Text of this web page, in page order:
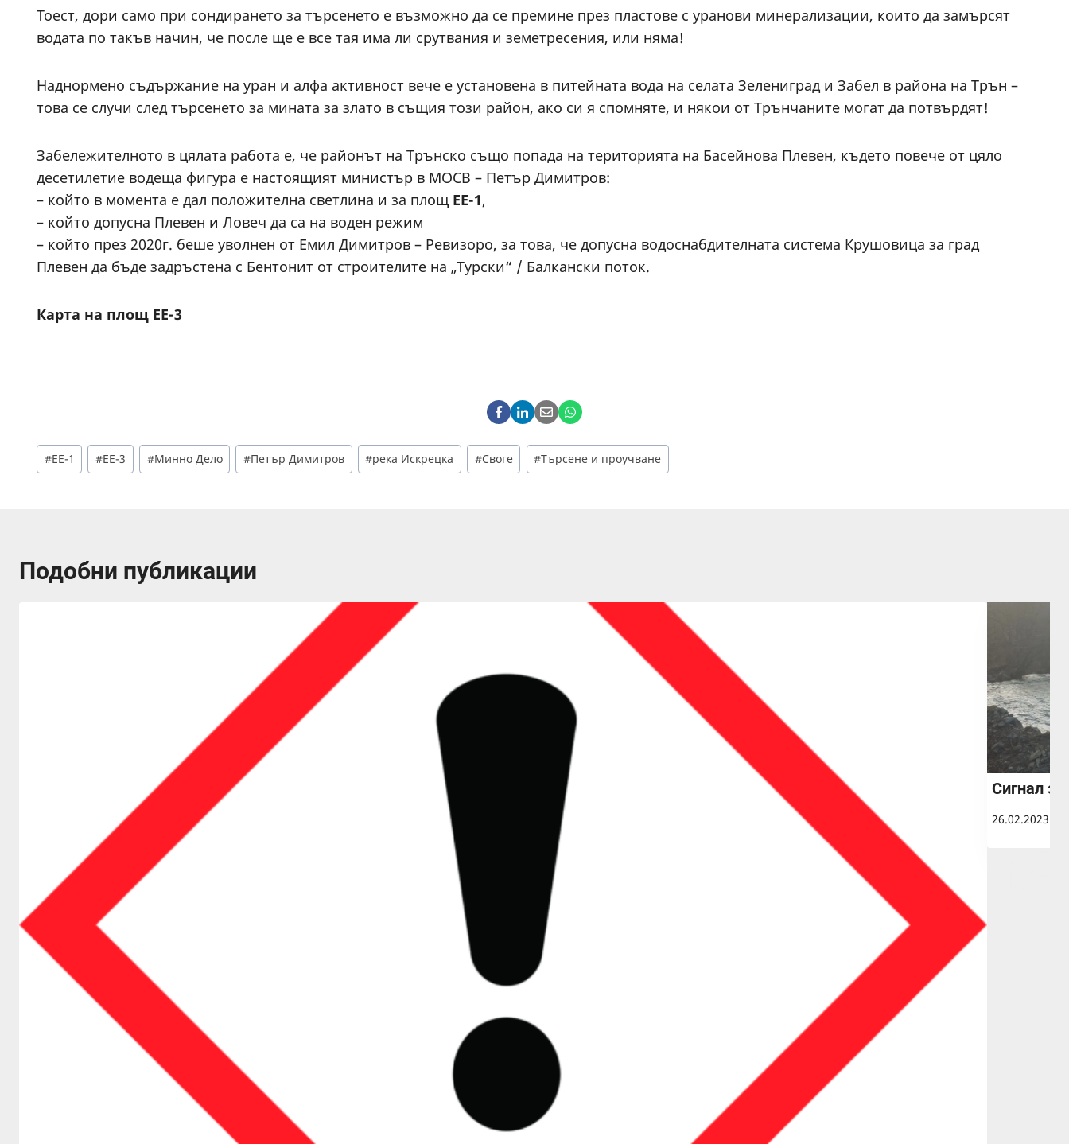
Тоест, дори само при сондирането за търсенето е възможно да се премине през пластове с уранови минерализации, които да замърсят
водата по такъв начин, че после ще е все тая има ли срутвания и земетресения, или няма!
Наднормено съдържание на уран и алфа активност вече е установена в питейната вода на селата Зелениград и Забел в района на Трън –
това се случи след търсенето за мината за злато в същия този район, ако си я спомняте, и някои от Трънчаните могат да потвърдят!
Забележителното в цялата работа е, че районът на Трънско също попада на територията на Басейнова Плевен, където повече от цяло
десетилетие водеща фигура е настоящият министър в МОСВ – Петър Димитров:
– който в момента е дал положителна светлина и за площ ЕЕ-1,
– който допусна Плевен и Ловеч да са на воден режим
– който през 2020г. беше уволнен от Емил Димитров – Ревизоро, за това, че допусна водоснабдителната система Крушовица за град
Плевен да бъде задръстена с Бентонит от строителите на „Турски“ / Балкански поток.
Карта на площ ЕЕ-3
Post
Tags:
#ЕЕ-1 #ЕЕ-3 #Минно Дело #Петър Димитров #река Искрецка #Своге #Търсене и проучване
Подобни публикации
Сигнал
26.02.2023